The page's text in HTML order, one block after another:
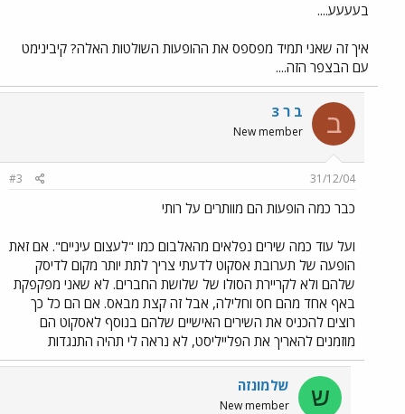
בעעעע....
איך זה שאני תמיד מפספס את ההופעות השולטות האלה? קיבינימט
עם הבצפר הזה....
ב ב ר 3
New member
31/12/04
#3
כבר כמה הופעות הם מוותרים על רותי
ועל עוד כמה שירים נפלאים מהאלבום כמו "לעצום עיניים". אם זאת
הופעה של תערובת אסקוט לדעתי צריך לתת יותר מקום לדיסק
שלהם ולא לקריירת הסולו של שלושת החברים. לא שאני מפקפקת
באף אחד מהם חס וחלילה, אבל זה קצת מבאס. אם הם כל כך
רוצים להכניס את השירים האישיים שלהם בנוסף לאסקוט הם
מוזמנים להאריך את הפלייליסט, לא נראה לי תהיה התנגדות
ש שלמונזה
New member